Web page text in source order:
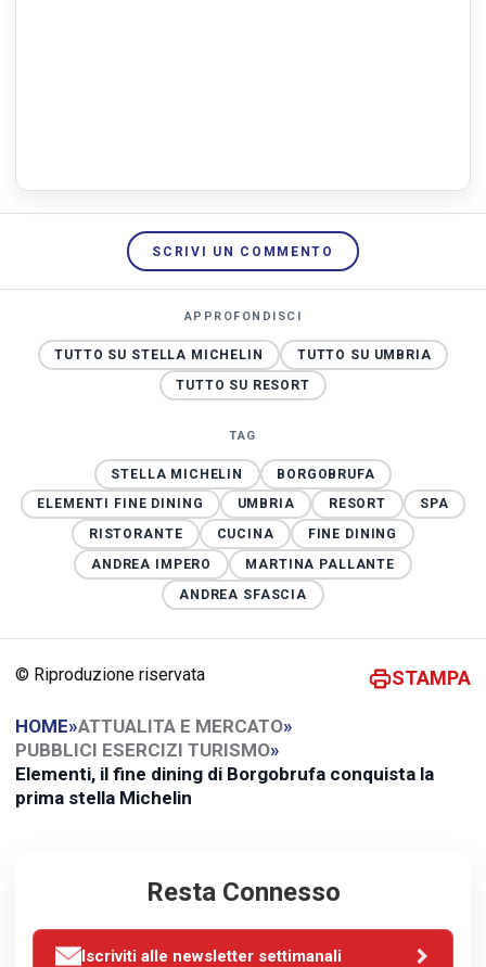
SCRIVI UN COMMENTO
APPROFONDISCI
TUTTO SU STELLA MICHELIN
TUTTO SU UMBRIA
TUTTO SU RESORT
TAG
STELLA MICHELIN
BORGOBRUFA
ELEMENTI FINE DINING
UMBRIA RESORT
SPA
RISTORANTE
CUCINA
FINE DINING
ANDREA IMPERO
MARTINA PALLANTE
ANDREA SFASCIA
© Riproduzione riservata STAMPA
HOME»ATTUALITA E MERCATO»
PUBBLICI ESERCIZI TURISMO»
Elementi, il fine dining di Borgobrufa conquista la
prima stella Michelin
Resta Connesso
Iscriviti alle newsletter settimanali